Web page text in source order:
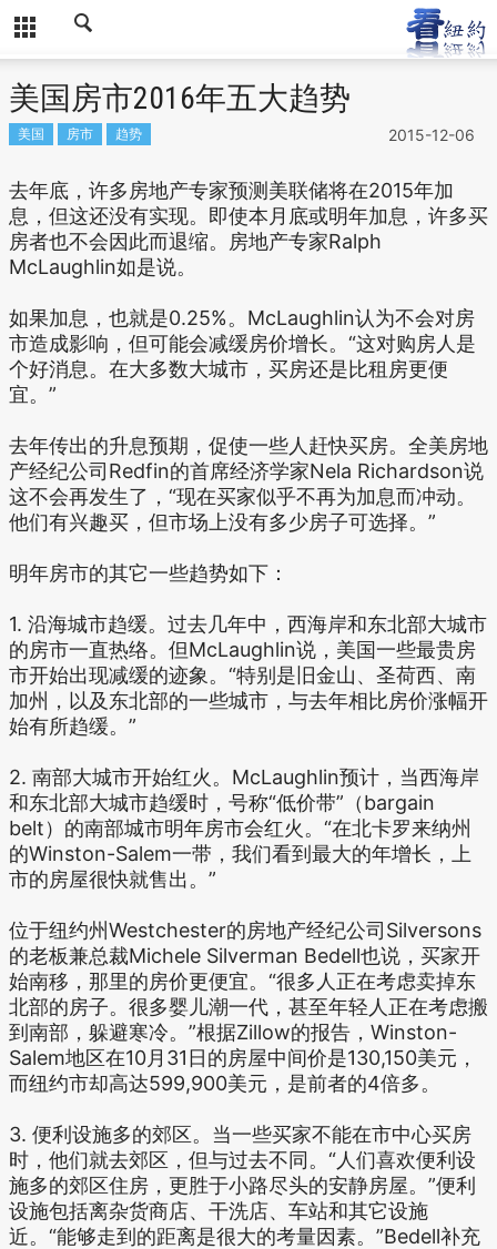
美国房市2016年五大趋势
2015-12-06
美国 房市 趋势
去年底，许多房地产专家预测美联储将在2015年加
息，但这还没有实现。即使本月底或明年加息，许多买
房者也不会因此而退缩。房地产专家Ralph
McLaughlin如是说。
如果加息，也就是0.25%。McLaughlin认为不会对房
市造成影响，但可能会减缓房价增长。“这对购房人是
个好消息。在大多数大城市，买房还是比租房更便
宜。”
去年传出的升息预期，促使一些人赶快买房。全美房地
产经纪公司Redfin的首席经济学家Nela Richardson说
这不会再发生了，“现在买家似乎不再为加息而冲动。
他们有兴趣买，但市场上没有多少房子可选择。”
明年房市的其它一些趋势如下：
1. 沿海城市趋缓。过去几年中，西海岸和东北部大城市
的房市一直热络。但McLaughlin说，美国一些最贵房
市开始出现减缓的迹象。“特别是旧金山、圣荷西、南
加州，以及东北部的一些城市，与去年相比房价涨幅开
始有所趋缓。”
2. 南部大城市开始红火。McLaughlin预计，当西海岸
和东北部大城市趋缓时，号称“低价带”（bargain
belt）的南部城市明年房市会红火。“在北卡罗来纳州
的Winston-Salem一带，我们看到最大的年增长，上
市的房屋很快就售出。”
位于纽约州Westchester的房地产经纪公司Silversons
的老板兼总裁Michele Silverman Bedell也说，买家开
始南移，那里的房价更便宜。“很多人正在考虑卖掉东
北部的房子。很多婴儿潮一代，甚至年轻人正在考虑搬
到南部，躲避寒冷。”根据Zillow的报告，Winston-
Salem地区在10月31日的房屋中间价是130,150美元，
而纽约市却高达599,900美元，是前者的4倍多。
3. 便利设施多的郊区。当一些买家不能在市中心买房
时，他们就去郊区，但与过去不同。“人们喜欢便利设
施多的郊区住房，更胜于小路尽头的安静房屋。”便利
设施包括离杂货商店、干洗店、车站和其它设施
近。“能够走到的距离是很大的考量因素。”Bedell补充